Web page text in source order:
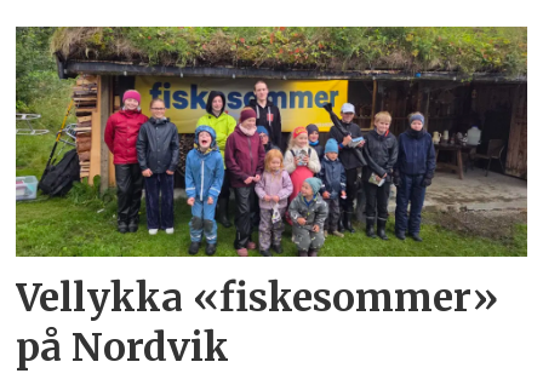
Vellykka «fiskesommer»
på Nordvik